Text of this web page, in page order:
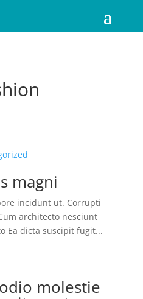
magni
incidunt ut. Corrupti
architecto nesciunt
Ea dicta suscipit fugit...
molestie